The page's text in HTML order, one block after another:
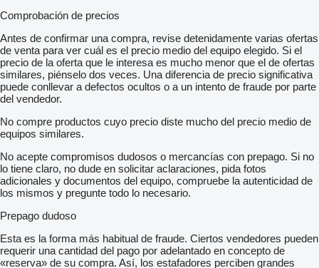
Comprobación de precios
Antes de confirmar una compra, revise detenidamente varias ofertas
de venta para ver cuál es el precio medio del equipo elegido. Si el
precio de la oferta que le interesa es mucho menor que el de ofertas
similares, piénselo dos veces. Una diferencia de precio significativa
puede conllevar a defectos ocultos o a un intento de fraude por parte
del vendedor.
No compre productos cuyo precio diste mucho del precio medio de
equipos similares.
No acepte compromisos dudosos o mercancías con prepago. Si no
lo tiene claro, no dude en solicitar aclaraciones, pida fotos
adicionales y documentos del equipo, compruebe la autenticidad de
los mismos y pregunte todo lo necesario.
Prepago dudoso
Esta es la forma más habitual de fraude. Ciertos vendedores pueden
requerir una cantidad del pago por adelantado en concepto de
«reserva» de su compra. Así, los estafadores perciben grandes